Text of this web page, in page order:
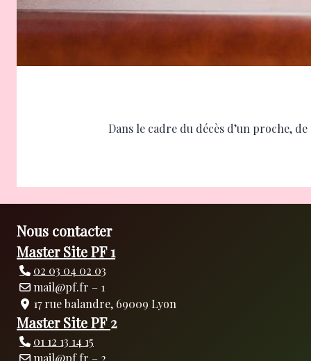
Dans le cadre du décès d’un proche,
Nous contacter
Master Site PF 1
02 03 04 02 03
mail@pf.fr – 1
17 rue balandre, 69009 Lyon
Master Site PF2
01 12 13 14 15
mail@pf.fr – 2